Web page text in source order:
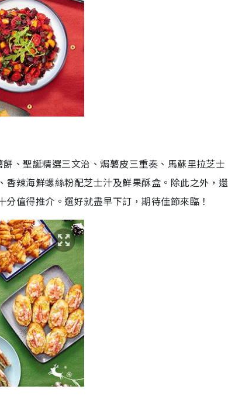
、聖誕精選三文治、焗薯皮三重奏、馬蘇里拉芝士
辣海鮮螺絲粉配芝士汁及鮮果酥盒。除此之外，還
值得推介。選好就盡早下訂，期待佳節來臨！